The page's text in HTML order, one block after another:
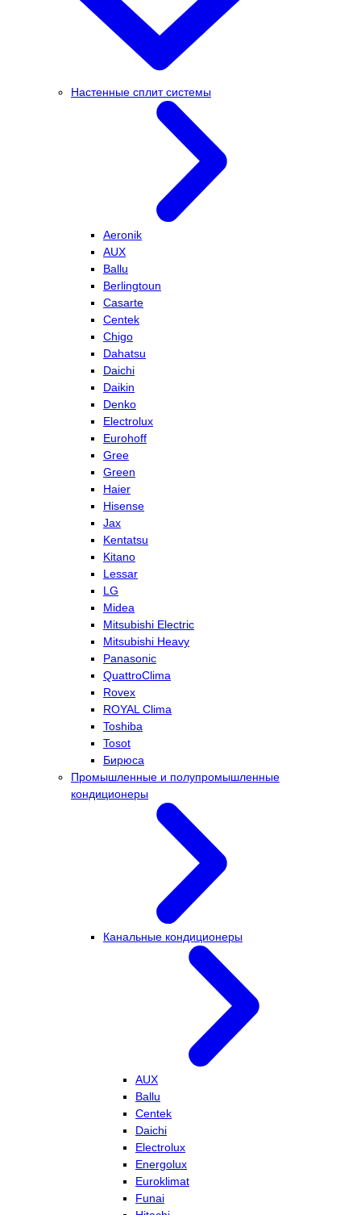
Настенные сплит системы
Aeronik
AUX
Ballu
Berlingtoun
Casarte
Centek
Chigo
Dahatsu
Daichi
Daikin
Denko
Electrolux
Eurohoff
Gree
Green
Haier
Hisense
Jax
Kentatsu
Kitano
Lessar
LG
Midea
Mitsubishi Electric
Mitsubishi Heavy
Panasonic
QuattroClima
Rovex
ROYAL Clima
Toshiba
Tosot
Бирюса
Промышленные и полупромышленные
кондиционеры
Канальные кондиционеры
AUX
Ballu
Centek
Daichi
Electrolux
Energolux
Euroklimat
Funai